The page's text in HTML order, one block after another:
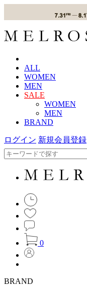
ALL
WOMEN
MEN
SALE
WOMEN
MEN
BRAND
ログイン 新規会員登録
0
BRAND